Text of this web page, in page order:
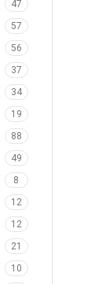
47
57
56
37
34
19
88
49
8
12
12
21
10